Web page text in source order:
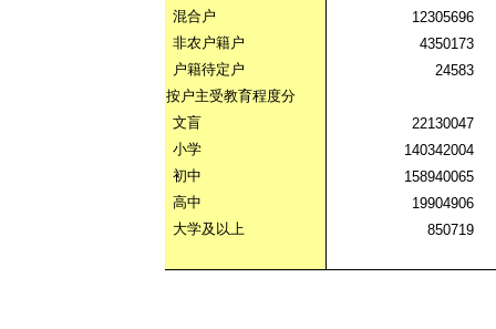
混合户
12305696
非农户籍户
4350173
户籍待定户
24583
按户主受教育程度分
文盲
22130047
小学
140342004
初中
158940065
高中
19904906
大学及以上
850719